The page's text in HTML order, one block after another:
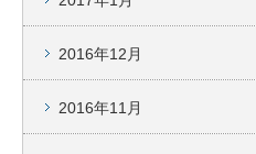
2016年12月
2016年11月